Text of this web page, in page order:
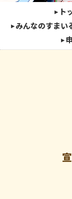
ト
みんなのすまい